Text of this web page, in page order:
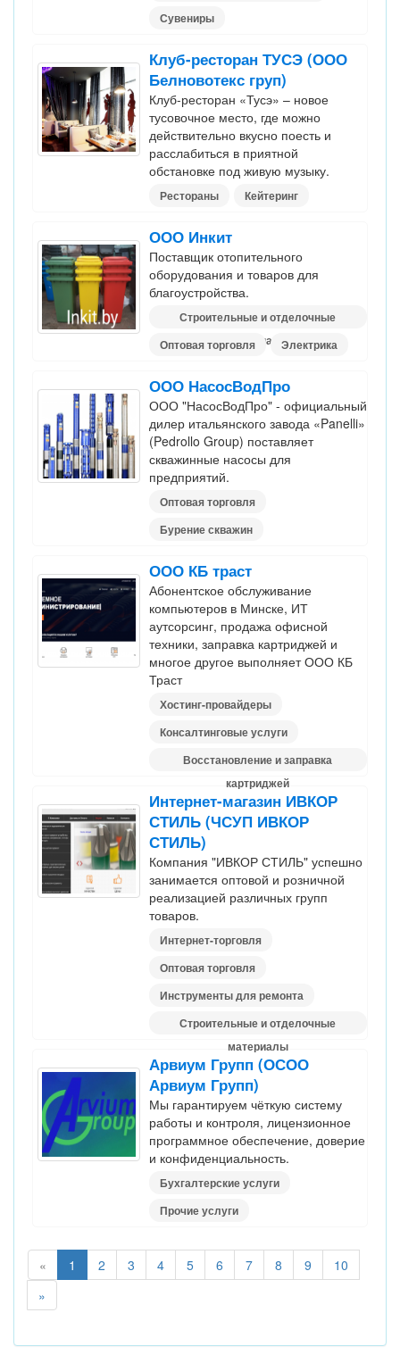
Сувениры
Клуб-ресторан ТУСЭ (ООО
Белновотекс груп)
Клуб-ресторан «Тусэ» – новое
тусовочное место, где можно
действительно вкусно поесть и
расслабиться в приятной
обстановке под живую музыку.
Рестораны Кейтеринг
ООО Инкит
Поставщик отопительного
оборудования и товаров для
благоустройства.
Строительные и отделочные
материалы
Оптовая торговля Электрика
ООО НасосВодПро
ООО "НасосВодПро" - официальный
дилер итальянского завода «Panelli»
(Pedrollo Group) поставляет
скважинные насосы для
предприятий.
Оптовая торговля
Бурение скважин
ООО КБ траст
Абонентское обслуживание
компьютеров в Минске, ИТ
аутсорсинг, продажа офисной
техники, заправка картриджей и
многое другое выполняет ООО КБ
Траст
Хостинг-провайдеры
Консалтинговые услуги
Восстановление и заправка
картриджей
Интернет-магазин ИВКОР
СТИЛЬ (ЧСУП ИВКОР
СТИЛЬ)
Компания "ИВКОР СТИЛЬ" успешно
занимается оптовой и розничной
реализацией различных групп
товаров.
Интернет-торговля
Оптовая торговля
Инструменты для ремонта
Строительные и отделочные
материалы
Арвиум Групп (ОСОО
Арвиум Групп)
Мы гарантируем чёткую систему
работы и контроля, лицензионное
программное обеспечение, доверие
и конфиденциальность.
Бухгалтерские услуги
Прочие услуги
« 1 2 3 4 5 6 7 8 9
10
»